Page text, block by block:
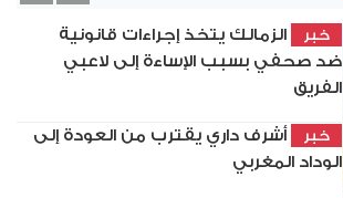
خبر
الزمالك يتخذ إجراءات قانونية
ضد صحفي بسبب الإساءة إلى لاعبي
الفريق
خبر
أشرف داري يقترب من العودة إلى
الوداد المغربي